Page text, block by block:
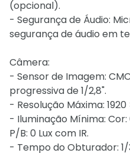
(opcional).
- Segurança de Áudio:
segurança de áudio em
Câmera:
- Sensor de Imagem:
progressiva de 1/2,8".
- Resolução Máxima: 1920
- Iluminação Mínima: Cor:
P/B: 0 Lux com IR.
- Tempo do Obturador: 1/